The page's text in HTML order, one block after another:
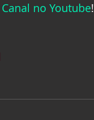
Canal no Youtube!